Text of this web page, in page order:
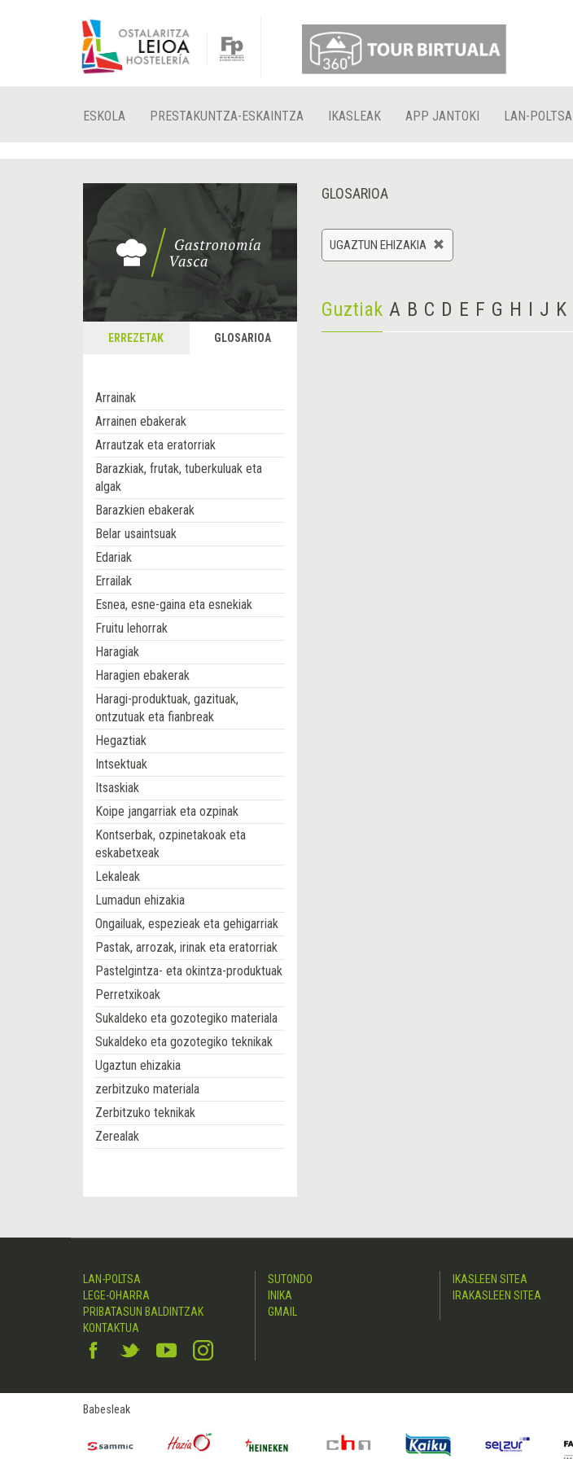
ESKOLA PRESTAKUNTZA-ESKAINTZA IKASLEAK APP JANTOKI LAN-POLTSA
ERREZETAK GLOSARIOA
Arrainak
Arrainen ebakerak
Arrautzak eta eratorriak
Barazkiak, frutak, tuberkuluak eta
algak
Barazkien ebakerak
Belar usaintsuak
Edariak
Errailak
Esnea, esne-gaina eta esnekiak
Fruitu lehorrak
Haragiak
Haragien ebakerak
Haragi-produktuak, gazituak,
ontzutuak eta fianbreak
Hegaztiak
Intsektuak
Itsaskiak
Koipe jangarriak eta ozpinak
Kontserbak, ozpinetakoak eta
eskabetxeak
Lekaleak
Lumadun ehizakia
Ongailuak, espezieak eta gehigarriak
Pastak, arrozak, irinak eta eratorriak
Pastelgintza- eta okintza-produktuak
Perretxikoak
Sukaldeko eta gozotegiko materiala
Sukaldeko eta gozotegiko teknikak
Ugaztun ehizakia
zerbitzuko materiala
Zerbitzuko teknikak
Zerealak
GLOSARIOA
UGAZTUN EHIZAKIA
Guztiak A B C D E F G H I J K
LAN-POLTSA
LEGE-OHARRA
PRIBATASUN BALDINTZAK
KONTAKTUA
SUTONDO
INIKA
GMAIL
IKASLEEN SITEA
IRAKASLEEN SITEA
Babesleak